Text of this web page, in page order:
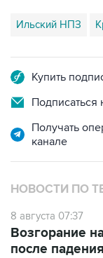
Ильский НПЗ
Купить
Подписаться
Получать
канале
НОВОСТИ ПО
8 августа 07:37
Возгорание
после